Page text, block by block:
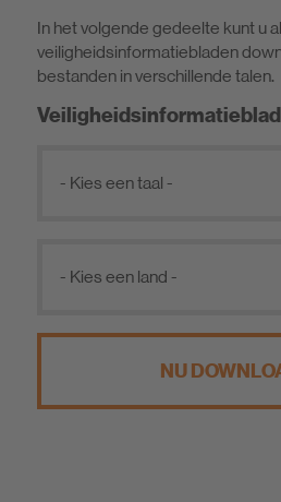
In het volgende gedeelte kunt u
veiligheidsinformatiebladen
bestanden in verschillende talen.
NU